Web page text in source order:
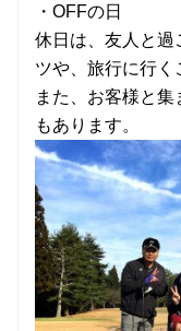
・OFFの日
休日は、友人と過
ツや、旅行に行く
また、お客様と
もあります。